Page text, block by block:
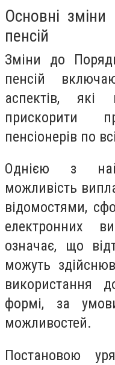
Основні
пенсій
Зміни до
пенсій
аспектів,
прискорити
пенсіонерів по
Однією з
можливість
відомостями,
електронних
означає, що
можуть
використання
формі, за
можливостей.
Постановою